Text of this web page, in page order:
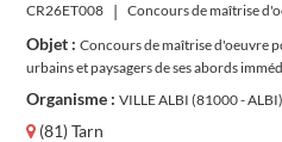
CR26ET008 |
Objet : Concours de maîtrise d'oeuvre
urbains et paysagers de ses abords
Organisme : VILLE ALBI (81000 - ALBI)
(81) Tarn